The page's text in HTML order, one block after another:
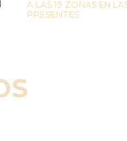
A LAS 19 ZONAS EN
PRESENTES